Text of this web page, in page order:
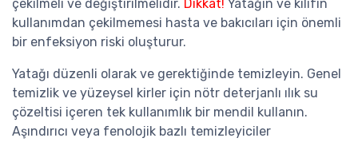
çekilmeli ve değiştirilmelidir. Dikkat! Yatağın ve kılıfın
kullanımdan çekilmemesi hasta ve bakıcıları için önemli
bir enfeksiyon riski oluşturur.
Yatağı düzenli olarak ve gerektiğinde temizleyin. Genel
temizlik ve yüzeysel kirler için nötr deterjanlı ılık su
çözeltisi içeren tek kullanımlık bir mendil kullanın.
Aşındırıcı veya fenolojik bazlı temizleyiciler